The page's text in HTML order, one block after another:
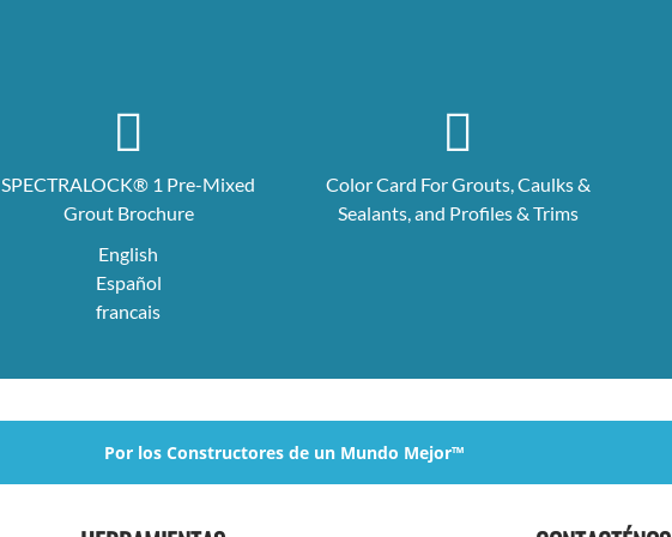
SPECTRALOCK® 1 Pre-Mixed
Grout Brochure
English
Español
francais
Color Card For Grouts, Caulks &
Sealants, and Profiles & Trims
Por los Constructores de un Mundo Mejor™